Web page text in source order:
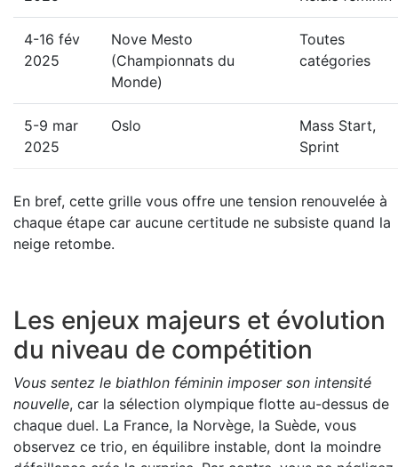
4-16 fév
2025
Nove Mesto
(Championnats du
Monde)
Toutes
catégories
5-9 mar
2025
Oslo
Mass Start,
Sprint
En bref, cette grille vous offre une tension renouvelée à
chaque étape car aucune certitude ne subsiste quand la
neige retombe.
Les enjeux majeurs et évolution
du niveau de compétition
Vous sentez le biathlon féminin imposer son intensité
nouvelle, car la sélection olympique flotte au-dessus de
chaque duel. La France, la Norvège, la Suède, vous
observez ce trio, en équilibre instable, dont la moindre